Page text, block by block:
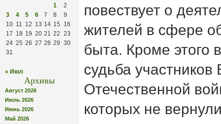
1
2
3
4 5 6 7 8
9
10 11 12 13 14 15
16
17 18 19 20 21 22 23
24 25 26 27 28 29 30
31
« Июл
Архивы
Август 2026
Июль 2026
Июнь 2026
Май 2026
повествует о
жителей в сфере
быта. Кроме этого
судьба участников
Отечественной
которых не